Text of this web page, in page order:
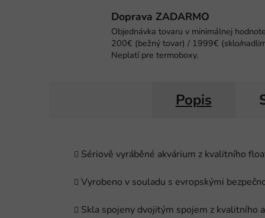
Doprava ZADARMO
Objednávka tovaru v minimálnej
200€ (bežný tovar) / 1999€ (sklo/
Neplatí pre termoboxy.
Popis
Sériově vyráběné akvárium z kvalitního
Vyrobeno v souladu s evropskými
Skla spojeny dvojitým spojem z kvalitního